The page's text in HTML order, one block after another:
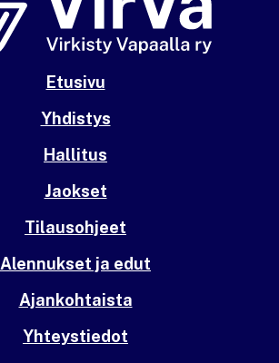
Etusivu
Yhdistys
Hallitus
Jaokset
Tilausohjeet
Alennukset ja edut
Ajankohtaista
Yhteystiedot